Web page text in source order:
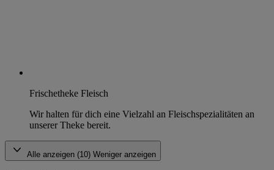
Frischetheke Fleisch
Wir halten für dich eine Vielzahl an Fleischspezialitäten an
unserer Theke bereit.
Alle anzeigen (10) Weniger anzeigen